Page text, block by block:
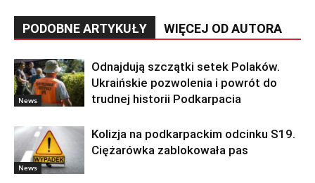
PODOBNE ARTYKUŁY WIĘCEJ OD AUTORA
News
Odnajdują szczątki setek Polaków.
Ukraińskie pozwolenia i powrót do
trudnej historii Podkarpacia
News
Kolizja na podkarpackim odcinku S19.
Ciężarówka zablokowała pas